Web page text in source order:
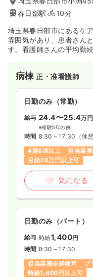
春日部駅
10分
埼玉県春日部市にあるケ
雰囲気があり、患者さん
す。看護師さんの平均勤
病棟正・准看護師
日勤のみ（常勤）
給与 24.4〜25.4万円
※経験5年の例
時間 8:30～17:30 （休
4週8休以上
担当業
月給28万円以上可
気になる
日勤のみ（パート）
給与 時給1,400円
時間 8:30～17:30
担当業務未経験可
ブ
時給1,400円以上可